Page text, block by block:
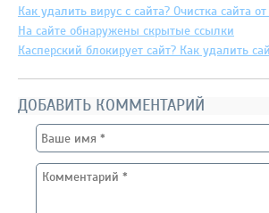
Как удалить вирус с сайта? Очистка сайта
На сайте обнаружены скрытые ссылки
Касперский блокирует сайт? Как удалить
ДОБАВИТЬ КОММЕНТАРИЙ